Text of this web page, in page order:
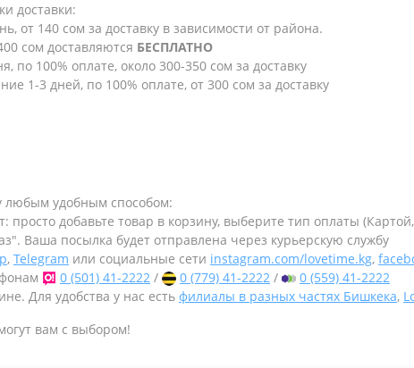
доставки:
от 140 сом за доставку в зависимости от района.
сом доставляются БЕСПЛАТНО
по 100% оплате, около 300-350 сом за доставку
1-3 дней, по 100% оплате, от 300 сом за доставку
любым удобным способом:
просто добавьте товар в корзину, выберите тип оплаты
Ваша посылка будет отправлена через курьерскую службу
, Telegram или социальные сети instagram.com/lovetime.kg,
0 (501) 41-2222 / 0 (779) 41-2222 /
0 (559) 41-2222
Для удобства у нас есть филиалы в разных частях Бишкека,
вам с выбором!